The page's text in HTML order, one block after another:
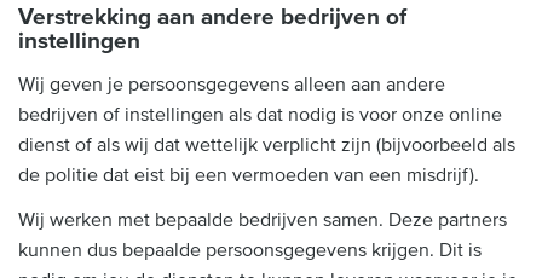
Verstrekking aan andere bedrijven of
instellingen
Wij geven je persoonsgegevens alleen aan andere
bedrijven of instellingen als dat nodig is voor onze online
dienst of als wij dat wettelijk verplicht zijn (bijvoorbeeld als
de politie dat eist bij een vermoeden van een misdrijf).
Wij werken met bepaalde bedrijven samen. Deze partners
kunnen dus bepaalde persoonsgegevens krijgen. Dit is